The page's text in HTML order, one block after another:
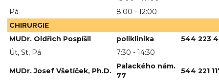
Pá
8:00 - 12:00
CHIRURGIE
MUDr. Oldřich Pospíšil
poliklinika
544 223
Út, St, Pá
7:30 - 14:30
MUDr. Josef Všetíček, Ph.D.
Palackého nám.
77
544 221